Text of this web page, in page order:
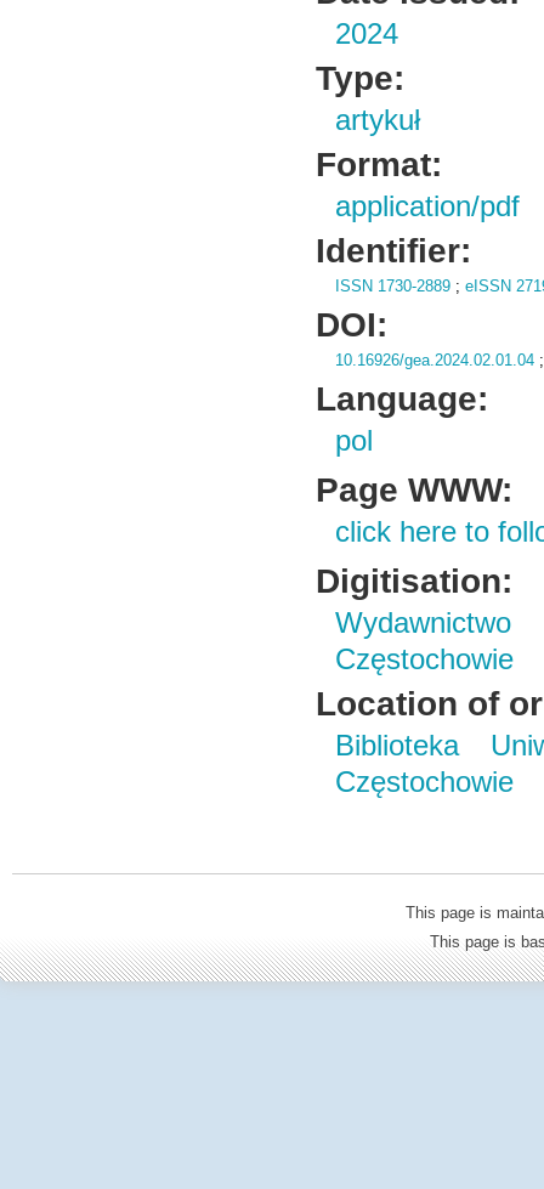
2024
Type:
artykuł
Format:
application/pdf
Identifier:
ISSN 1730-2889 ;eISSN
DOI:
10.16926/gea.2024.02.01.04
Language:
pol
Page WWW:
click here to
Digitisation:
Częstochowie
Location of
Biblioteka
Częstochowie
This page is
This page is